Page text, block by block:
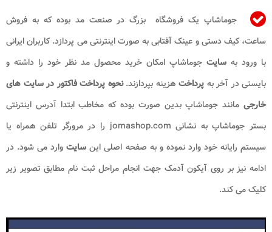
جوماشاپ یک فروشگاه بزرگ در صنعت مد بوده که به فروش
ساعت، کیف دستی و عینک آفتابی به صورت اینترنتی می پردازد. کاربران ایرانی
با ورود به سایت جوماشاپ امکان خرید محصول مد نظر خود را داشته و
بایستی در آخر به پرداخت هزینه بپردازند.نحوه پرداخت فاکتور در سایت های
خارجی مانند جوماشاپ بدین صورت بوده که مخاطب ابتدا آدرس اینترنتی
بستر جوماشاپ به نشانی jomashop.com را در مرورگر تلفن همراه یا
سیستم رایانه خود وارد نموده و به صفحه اصلی این سایتوارد می شود. در
ادامه نیز بر روی آیکون آدمک جهت انجام مراحل ثبت نام مطابق تصویر زیر
کلیک می کند.